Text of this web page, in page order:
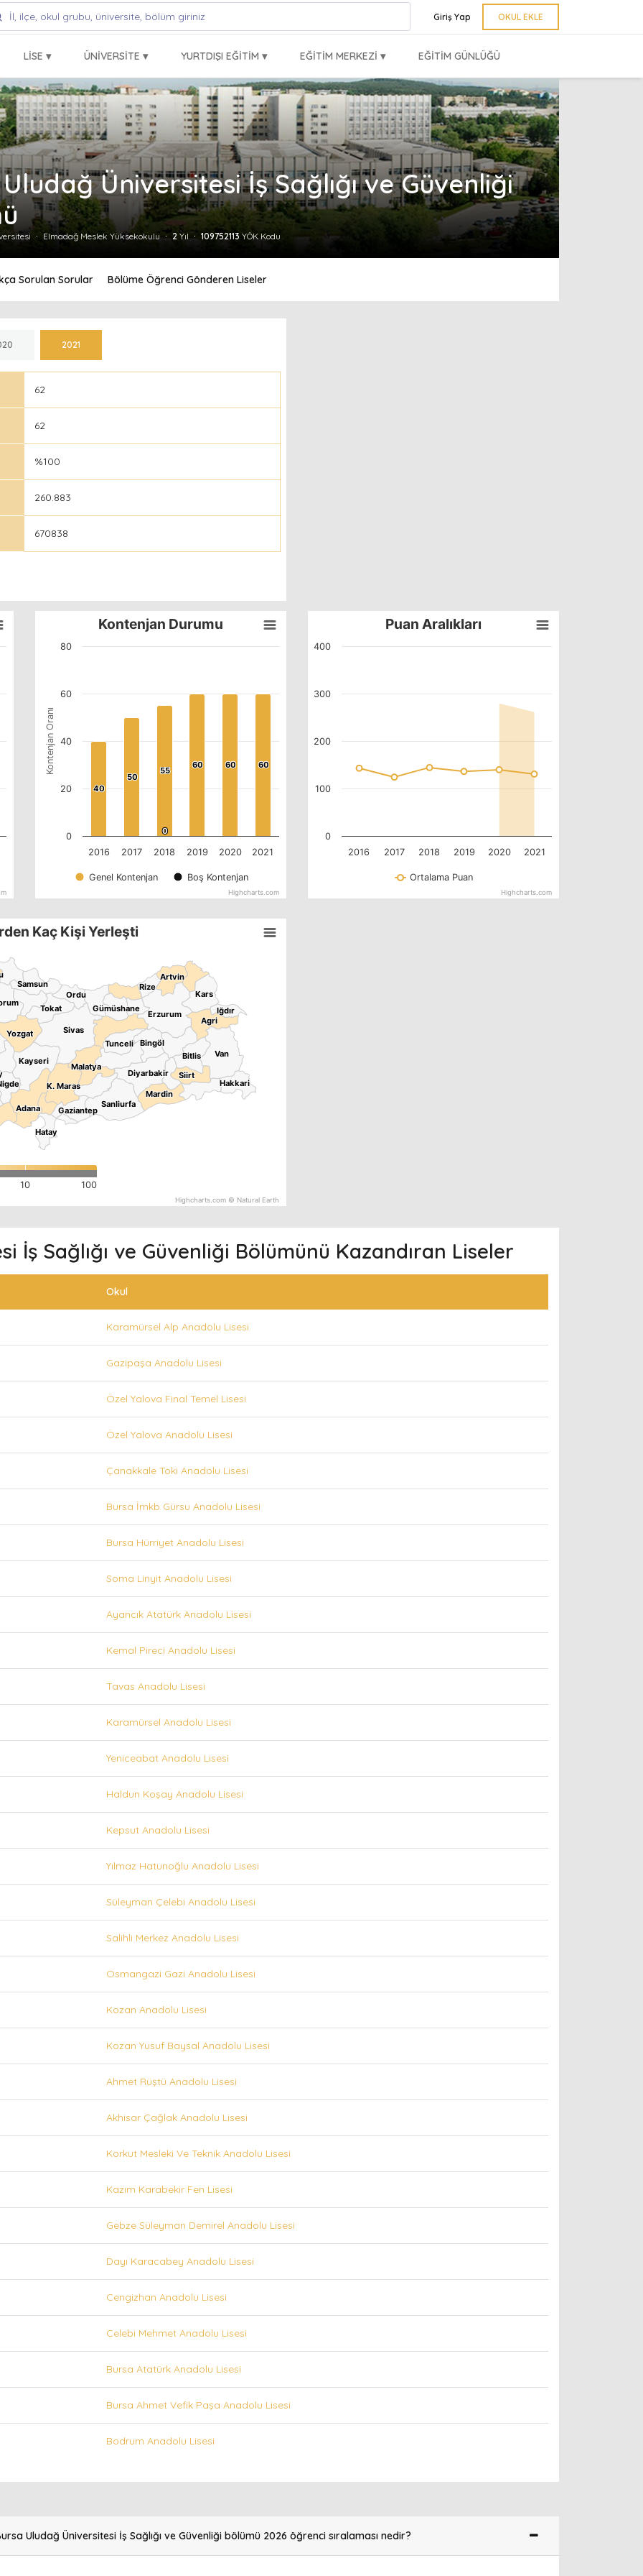
Giriş Yap OKUL EKLE
LISE ▾ ÜNIVERSITE ▾ YURTDIŞI EĞITIM ▾ EĞITIM MERKEZI ▾ EĞITIM GÜNLÜĞÜ
Üniversitesi İş Sağlığı ve Güvenliği
Elmadağ Meslek Yüksekokulu 2 Yıl 109752113 YÖK Kodu
Sorulan Sorular Bölüme Öğrenci Gönderen Liseler
2021
62
62
%100
260.883
670838
Kontenjan Oranı
Kontenjan Durumu
40
40
50
50
55
55
60
60 60
60 60
60
0
0
Genel Kontenjan Boş Kontenjan
2016 2017 2018 2019 2020 2021
0
20
40
60
80
Highcharts.com
Puan Aralıkları
Ortalama Puan
2016 2017 2018 2019 2020 2021
0
100
200
300
400
Highcharts.com
Kaç Kişi Yerleşti
Adana
Adana
Agri
Agri
Artvin
Artvin
K. Maras
K. Maras
Malatya
Malatya
Mardin
Mardin
Siirt
Siirt
Yozgat
Yozgat
Ordu
Ordu
Samsun
Samsun
Gaziantep
Gaziantep
Tokat
Tokat
Bingöl
Bingöl
Hatay
Hatay
Kars
Kars
Iğdır
Iğdır
Diyarbakir
Diyarbakir
Kayseri
Kayseri
Rize
Rize
Sanliurfa
Sanliurfa
Erzurum
Erzurum
Hakkari
Hakkari
Van
Van
Sivas
Sivas
Tunceli
Tunceli
Bitlis
Bitlis
Gümüshane
Gümüshane
10 100
Highcharts.com © Natural Earth
İş Sağlığı ve Güvenliği Bölümünü Kazandıran Liseler
Okul
Karamürsel Alp Anadolu Lisesi
Gazipaşa Anadolu Lisesi
Özel Yalova Final Temel Lisesi
Özel Yalova Anadolu Lisesi
Çanakkale Toki Anadolu Lisesi
Bursa İmkb Gürsu Anadolu Lisesi
Bursa Hürriyet Anadolu Lisesi
Soma Linyit Anadolu Lisesi
Ayancık Atatürk Anadolu Lisesi
Kemal Pireci Anadolu Lisesi
Tavas Anadolu Lisesi
Karamürsel Anadolu Lisesi
Yeniceabat Anadolu Lisesi
Haldun Koşay Anadolu Lisesi
Kepsut Anadolu Lisesi
Yılmaz Hatunoğlu Anadolu Lisesi
Süleyman Çelebi Anadolu Lisesi
Salihli Merkez Anadolu Lisesi
Osmangazi Gazi Anadolu Lisesi
Kozan Anadolu Lisesi
Kozan Yusuf Baysal Anadolu Lisesi
Ahmet Rüştü Anadolu Lisesi
Akhisar Çağlak Anadolu Lisesi
Korkut Mesleki Ve Teknik Anadolu Lisesi
Kazım Karabekir Fen Lisesi
Gebze Süleyman Demirel Anadolu Lisesi
Dayı Karacabey Anadolu Lisesi
Cengizhan Anadolu Lisesi
Celebi Mehmet Anadolu Lisesi
Bursa Atatürk Anadolu Lisesi
Bursa Ahmet Vefik Paşa Anadolu Lisesi
Bodrum Anadolu Lisesi
Uludağ Üniversitesi İş Sağlığı ve Güvenliği bölümü 2026 öğrenci sıralaması nedir?